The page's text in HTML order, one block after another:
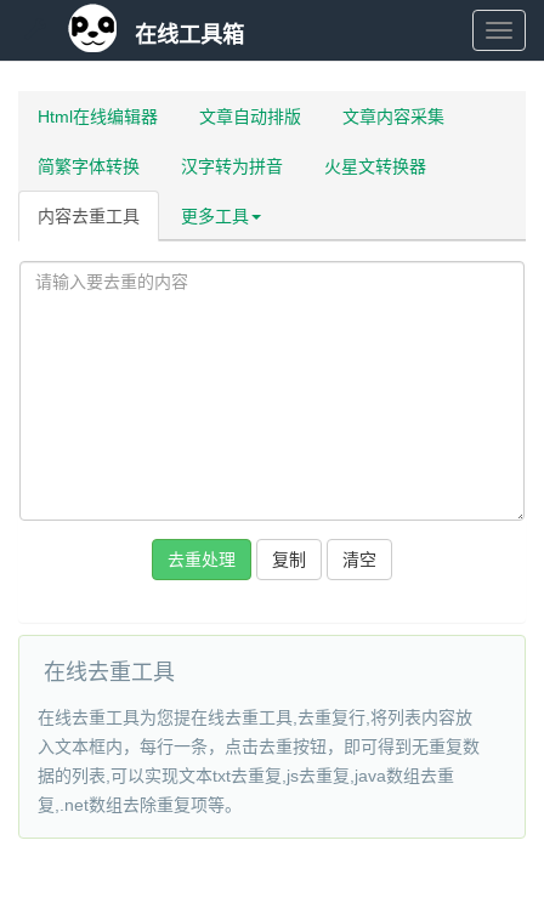
在
在线工具箱
Html在线编辑器 文章自动排版 文章内容采集
简繁字体转换 汉字转为拼音 火星文转换器
内容去重工具 更多工具
复制
在线去重工具
在线去重工具为您提在线去重工具,去重复行,将列表内容放
入文本框内，每行一条，点击去重按钮，即可得到无重复数
据的列表,可以实现文本txt去重复,js去重复,java数组去重
复,.net数组去除重复项等。